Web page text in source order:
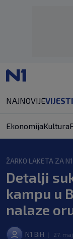
NAJNOVIJEVIJESTI
EkonomijaKultura
ŽARKO LAKETA ZA N1
Detalji
kampu u
nalaze
N1 BiH 27.